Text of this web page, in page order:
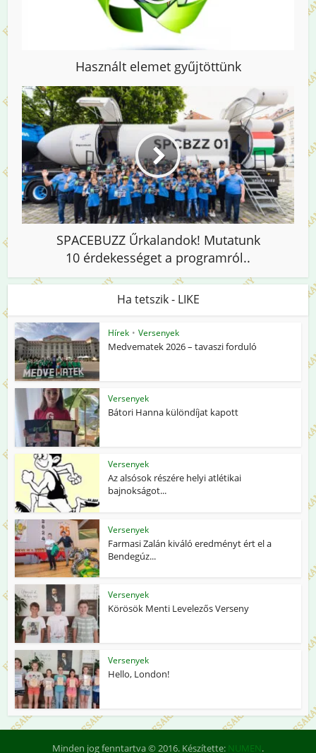
Használt elemet gyűjtöttünk
SPACEBUZZ Űrkalandok! Mutatunk
10 érdekességet a programról..
Ha tetszik - LIKE
Hírek • Versenyek
Medvematek 2026 – tavaszi forduló
Versenyek
Bátori Hanna különdíjat kapott
Versenyek
Az alsósok részére helyi atlétikai
bajnokságot...
Versenyek
Farmasi Zalán kiváló eredményt ért el a
Bendegúz...
Versenyek
Körösök Menti Levelezős Verseny
Versenyek
Hello, London!
Minden jog fenntartva © 2016. Készítette: NUMEN.